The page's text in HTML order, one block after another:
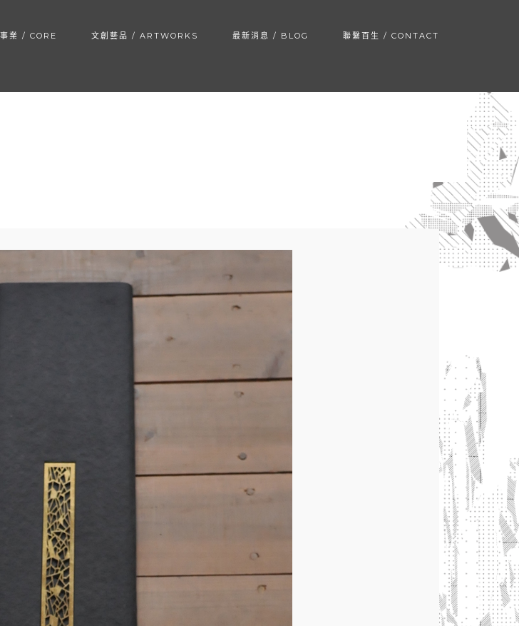
業 / CORE 文創藝品 / ARTWORKS 最新消息 / BLOG 聯繫百生 / CONTACT